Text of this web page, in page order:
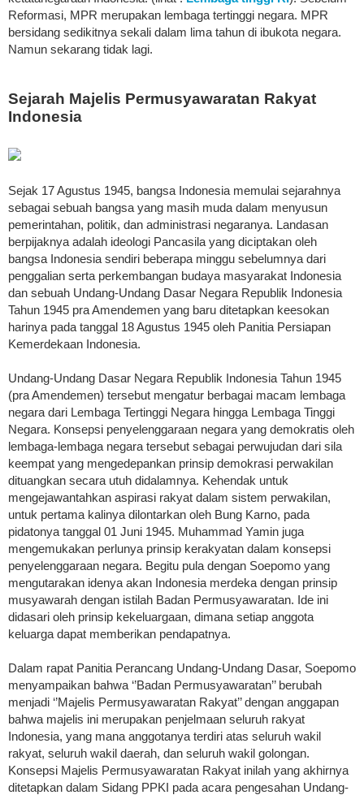
Reformasi, MPR merupakan lembaga tertinggi negara. MPR
bersidang sedikitnya sekali dalam lima tahun di ibukota negara.
Namun sekarang tidak lagi.
Sejarah Majelis Permusyawaratan Rakyat
Indonesia
Sejak 17 Agustus 1945, bangsa Indonesia memulai sejarahnya
sebagai sebuah bangsa yang masih muda dalam menyusun
pemerintahan, politik, dan administrasi negaranya. Landasan
berpijaknya adalah ideologi Pancasila yang diciptakan oleh
bangsa Indonesia sendiri beberapa minggu sebelumnya dari
penggalian serta perkembangan budaya masyarakat Indonesia
dan sebuah Undang-Undang Dasar Negara Republik Indonesia
Tahun 1945 pra Amendemen yang baru ditetapkan keesokan
harinya pada tanggal 18 Agustus 1945 oleh Panitia Persiapan
Kemerdekaan Indonesia.
Undang-Undang Dasar Negara Republik Indonesia Tahun 1945
(pra Amendemen) tersebut mengatur berbagai macam lembaga
negara dari Lembaga Tertinggi Negara hingga Lembaga Tinggi
Negara. Konsepsi penyelenggaraan negara yang demokratis oleh
lembaga-lembaga negara tersebut sebagai perwujudan dari sila
keempat yang mengedepankan prinsip demokrasi perwakilan
dituangkan secara utuh didalamnya. Kehendak untuk
mengejawantahkan aspirasi rakyat dalam sistem perwakilan,
untuk pertama kalinya dilontarkan oleh Bung Karno, pada
pidatonya tanggal 01 Juni 1945. Muhammad Yamin juga
mengemukakan perlunya prinsip kerakyatan dalam konsepsi
penyelenggaraan negara. Begitu pula dengan Soepomo yang
mengutarakan idenya akan Indonesia merdeka dengan prinsip
musyawarah dengan istilah Badan Permusyawaratan. Ide ini
didasari oleh prinsip kekeluargaan, dimana setiap anggota
keluarga dapat memberikan pendapatnya.
Dalam rapat Panitia Perancang Undang-Undang Dasar, Soepomo
menyampaikan bahwa ‘’Badan Permusyawaratan’’ berubah
menjadi ‘’Majelis Permusyawaratan Rakyat’’ dengan anggapan
bahwa majelis ini merupakan penjelmaan seluruh rakyat
Indonesia, yang mana anggotanya terdiri atas seluruh wakil
rakyat, seluruh wakil daerah, dan seluruh wakil golongan.
Konsepsi Majelis Permusyawaratan Rakyat inilah yang akhirnya
ditetapkan dalam Sidang PPKI pada acara pengesahan Undang-